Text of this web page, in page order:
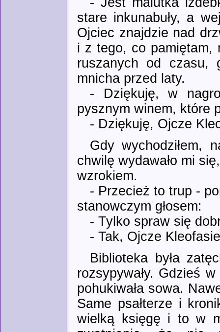
stare inkunabuły, a
Ojciec znajdzie nad
i z tego, co pamiętam,
ruszanych od czasu,
mnicha przed laty.
- Dziękuję, w
pysznym winem, które
- Dziękuję, Ojcze
Gdy wychodziłem,
chwilę wydawało mi
wzrokiem.
- Przecież to trup -
stanowczym głosem:
- Tylko spraw się
- Tak, Ojcze
Biblioteka była
rozsypywały. Gdzieś
pohukiwała sowa.
Same psałterze i
wielką księgę i to w